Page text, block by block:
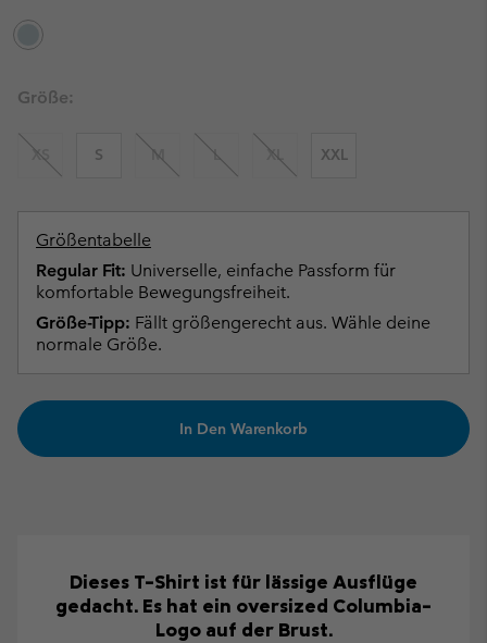
Größe:
XS S M L XL XXL
Größentabelle
Regular Fit: Universelle, einfache Passform für
komfortable Bewegungsfreiheit.
Größe-Tipp: Fällt größengerecht aus. Wähle deine
normale Größe.
In Den Warenkorb
Dieses T-Shirt ist für lässige Ausflüge
gedacht. Es hat ein oversized Columbia-
Logo auf der Brust.